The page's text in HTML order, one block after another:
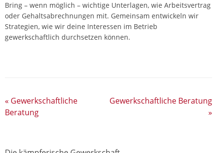
Bring – wenn möglich – wichtige Unterlagen, wie Arbeitsvertrag
oder Gehaltsabrechnungen mit. Gemeinsam entwickeln wir
Strategien, wie wir deine Interessen im Betrieb
gewerkschaftlich durchsetzen können.
« Gewerkschaftliche
Beratung
Gewerkschaftliche Beratung
»